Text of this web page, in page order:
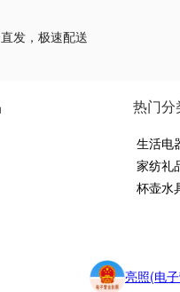
发，极速配送
热门分
生活电
家纺礼
杯壶水
亮照(电